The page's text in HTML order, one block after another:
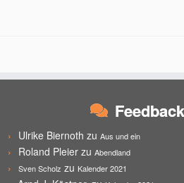
Ulrike Biernoth zu Aus und ein
Roland Pleier zu Abendland
Sven Scholz zu Kalender 2021